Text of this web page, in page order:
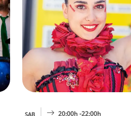
SAB 20:00h -22:00h